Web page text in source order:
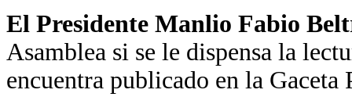
El Presidente Manlio Fabio
Asamblea si se le dispensa la
encuentra publicado en la Gaceta